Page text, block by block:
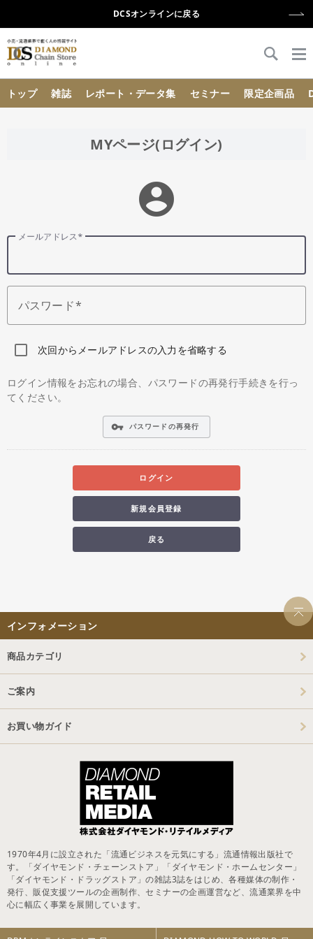
DCSオンラインに戻る
トップ 雑誌 レポート・データ集 セミナー 限定企画品
MYページ(ログイン)
account_circle
メールアドレス
パスワード
次回からメールアドレスの入力を省略する
ログイン情報をお忘れの場合、パスワードの再発行手続きを行っ
てください。
vpn_key パスワードの再発行
ログイン
新規会員登録
戻る
インフォメーション
商品カテゴリ
ご案内
お買い物ガイド
1970年4月に設立された「流通ビジネスを元気にする」流通情報出版社で
す。「ダイヤモンド・チェーンストア」「ダイヤモンド・ホームセンター」
「ダイヤモンド・ドラッグストア」の雑誌3誌をはじめ、各種媒体の制作・
発行、販促支援ツールの企画制作、セミナーの企画運営など、流通業界を中
心に幅広く事業を展開しています。